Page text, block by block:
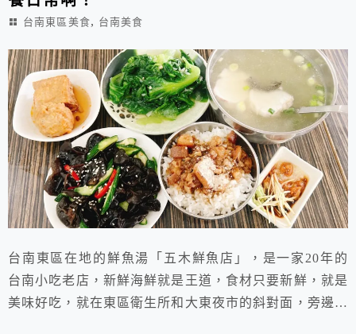
台南東區美食, 台南美食
台南東區在地的鮮魚湯「五木鮮魚店」，是一家20年的
台南小吃老店，新鮮海鮮就是王道，食材只要新鮮，就是
美味好吃，就在東區衛生所和大東夜市的斜對面，旁邊就